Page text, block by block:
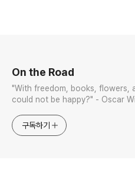
On the Road
"With freedom, books, flowers,
could not be happy?" - Oscar
구독하기